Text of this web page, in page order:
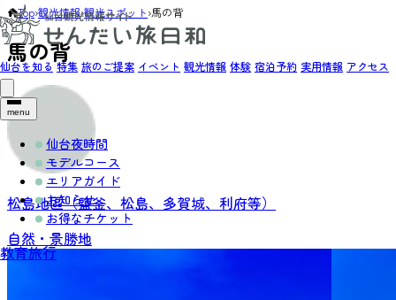
仙台を知る 特集 旅のご提案 イベント 観光情報 体験 宿泊予約 実用情報 アクセス
menu
仙台夜時間
モデルコース
エリアガイド
お知らせ
お得なチケット
教育旅行
Top›観光情報›観光スポット›馬の背
馬の背
松島地區（鹽釜、松島、多賀城、利府等）
自然・景勝地